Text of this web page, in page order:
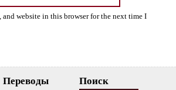
and website in this browser for the next time I
Переводы Поиск